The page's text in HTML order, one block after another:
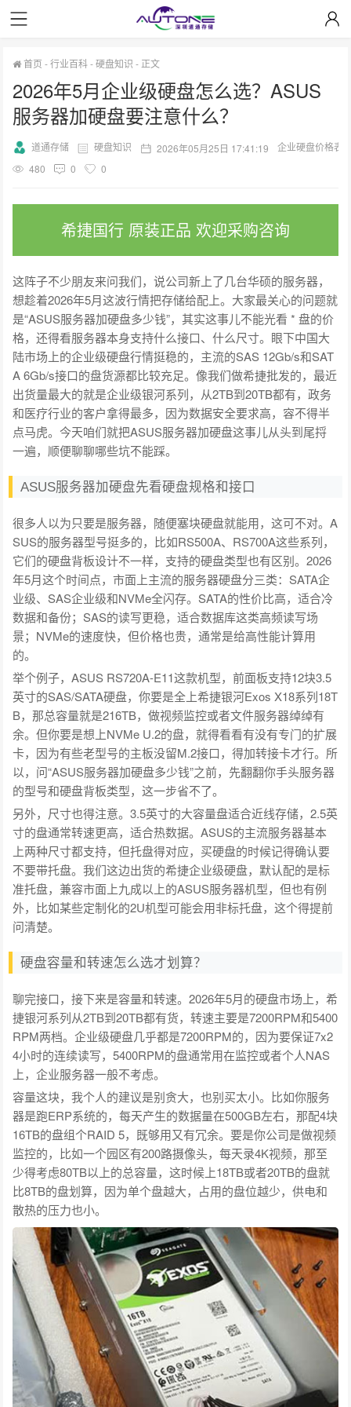
首页 -行业百科-硬盘知识 - 正文
2026年5月企业级硬盘怎么选？ASUS
服务器加硬盘要注意什么？
道通存储 硬盘知识 2026年05月25日 17:41:19
企业硬盘价格表
480
0 0
希捷国行 原装正品 欢迎采购咨询
这阵子不少朋友来问我们，说公司新上了几台华硕的服务器，
想趁着2026年5月这波行情把存储给配上。大家最关心的问题就
是“ASUS服务器加硬盘多少钱”，其实这事儿不能光看 * 盘的价
格，还得看服务器本身支持什么接口、什么尺寸。眼下中国大
陆市场上的企业级硬盘行情挺稳的，主流的SAS 12Gb/s和SAT
A 6Gb/s接口的盘货源都比较充足。像我们做希捷批发的，最近
出货量最大的就是企业级银河系列，从2TB到20TB都有，政务
和医疗行业的客户拿得最多，因为数据安全要求高，容不得半
点马虎。今天咱们就把ASUS服务器加硬盘这事儿从头到尾捋
一遍，顺便聊聊哪些坑不能踩。
ASUS服务器加硬盘先看硬盘规格和接口
很多人以为只要是服务器，随便塞块硬盘就能用，这可不对。A
SUS的服务器型号挺多的，比如RS500A、RS700A这些系列，
它们的硬盘背板设计不一样，支持的硬盘类型也有区别。2026
年5月这个时间点，市面上主流的服务器硬盘分三类：SATA企
业级、SAS企业级和NVMe全闪存。SATA的性价比高，适合冷
数据和备份；SAS的读写更稳，适合数据库这类高频读写场
景；NVMe的速度快，但价格也贵，通常是给高性能计算用
的。
举个例子，ASUS RS720A-E11这款机型，前面板支持12块3.5
英寸的SAS/SATA硬盘，你要是全上希捷银河Exos X18系列18T
B，那总容量就是216TB，做视频监控或者文件服务器绰绰有
余。但你要是想上NVMe U.2的盘，就得看看有没有专门的扩展
卡，因为有些老型号的主板没留M.2接口，得加转接卡才行。所
以，问“ASUS服务器加硬盘多少钱”之前，先翻翻你手头服务器
的型号和硬盘背板类型，这一步省不了。
另外，尺寸也得注意。3.5英寸的大容量盘适合近线存储，2.5英
寸的盘通常转速更高，适合热数据。ASUS的主流服务器基本
上两种尺寸都支持，但托盘得对应，买硬盘的时候记得确认要
不要带托盘。我们这边出货的希捷企业级硬盘，默认配的是标
准托盘，兼容市面上九成以上的ASUS服务器机型，但也有例
外，比如某些定制化的2U机型可能会用非标托盘，这个得提前
问清楚。
硬盘容量和转速怎么选才划算？
聊完接口，接下来是容量和转速。2026年5月的硬盘市场上，希
捷银河系列从2TB到20TB都有货，转速主要是7200RPM和5400
RPM两档。企业级硬盘几乎都是7200RPM的，因为要保证7x2
4小时的连续读写，5400RPM的盘通常用在监控或者个人NAS
上，企业服务器一般不考虑。
容量这块，我个人的建议是别贪大，也别买太小。比如你服务
器是跑ERP系统的，每天产生的数据量在500GB左右，那配4块
16TB的盘组个RAID 5，既够用又有冗余。要是你公司是做视频
监控的，比如一个园区有200路摄像头，每天录4K视频，那至
少得考虑80TB以上的总容量，这时候上18TB或者20TB的盘就
比8TB的盘划算，因为单个盘越大，占用的盘位越少，供电和
散热的压力也小。